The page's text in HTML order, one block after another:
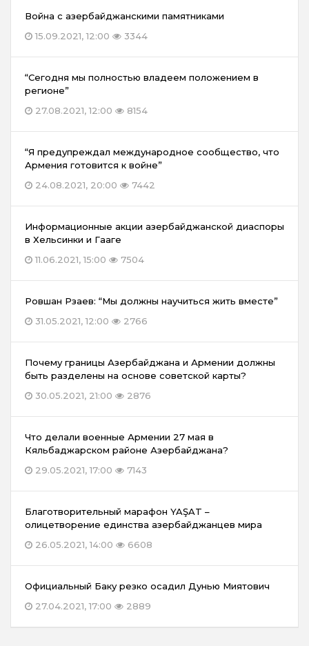
Война с азербайджанскими памятниками
15.09.2021, 12:00
3344
“Сегодня мы полностью владеем положением в
регионе”
27.08.2021, 12:00
8154
“Я предупреждал международное сообщество, что
Армения готовится к войне”
24.08.2021, 20:00
7442
Информационные акции азербайджанской диаспоры
в Хельсинки и Гааге
11.06.2021, 15:00
7504
Ровшан Рзаев: “Мы должны научиться жить вместе”
31.05.2021, 12:00
2766
Почему границы Азербайджана и Армении должны
быть разделены на основе советской карты?
30.05.2021, 21:00
2876
Что делали военные Армении 27 мая в
Кяльбаджарском районе Азербайджана?
29.05.2021, 17:00
7143
Благотворительный марафон YAŞAT –
олицетворение единства азербайджанцев мира
26.05.2021, 14:00
6608
Официальный Баку резко осадил Дунью Миятович
27.04.2021, 17:00
2889